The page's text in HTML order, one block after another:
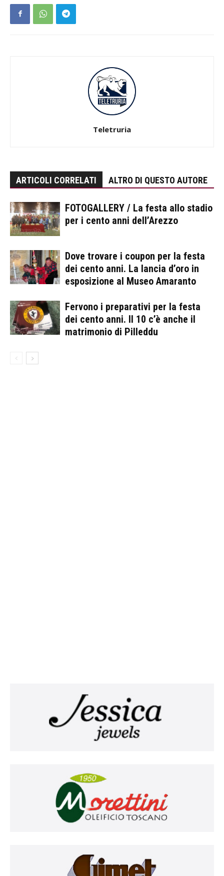
Teletruria
ARTICOLI CORRELATI ALTRO DI QUESTO AUTORE
FOTOGALLERY / La festa allo stadio
per i cento anni dell’Arezzo
Dove trovare i coupon per la festa
dei cento anni. La lancia d’oro in
esposizione al Museo Amaranto
Fervono i preparativi per la festa
dei cento anni. Il 10 c’è anche il
matrimonio di Pilleddu